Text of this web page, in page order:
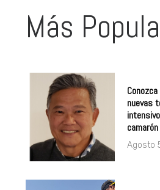
Más
nuevas
camarón
Agosto